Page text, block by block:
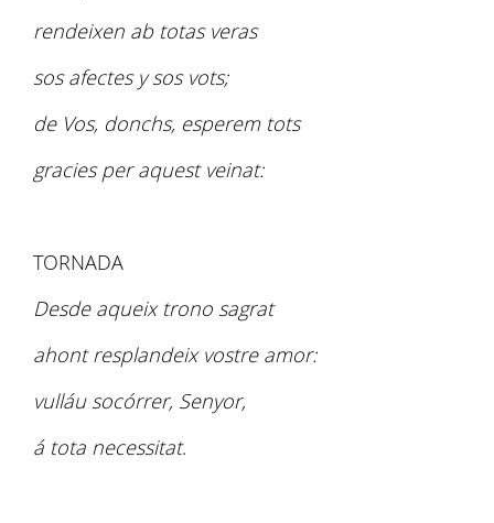
rendeixen ab totas veras
sos afectes y sos vots;
de Vos, donchs, esperem tots
gracies per aquest veinat:
TORNADA
Desde aqueix trono sagrat
ahont resplandeix vostre amor:
vulláu socórrer, Senyor,
á tota necessitat.